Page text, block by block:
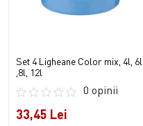
Set 4 Ligheane Color mix, 4l, 6l
,8l, 12l
0 opinii
33,45 Lei